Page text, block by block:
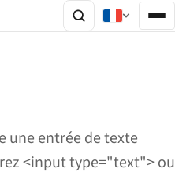
une entrée de texte
<input type="text"> ou